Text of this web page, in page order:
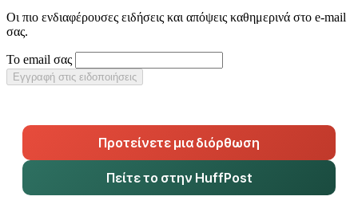
Οι πιο ενδιαφέρουσες ειδήσεις και απόψεις καθημερινά στο e-mail
σας.
Το email σας
Εγγραφή στις ειδοποιήσεις
Προτείνετε μια διόρθωση
Πείτε το στην HuffPost